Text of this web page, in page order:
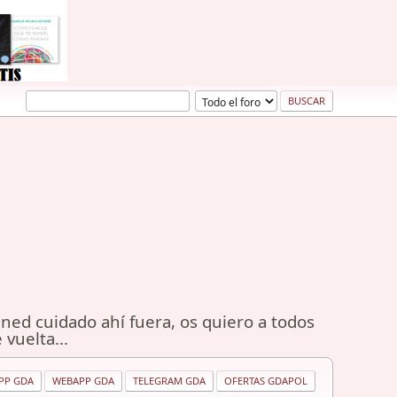
cuidado ahí fuera, os quiero a todos
vuelta...
GDA WEBAPP GDA TELEGRAM GDA OFERTAS GDAPOL